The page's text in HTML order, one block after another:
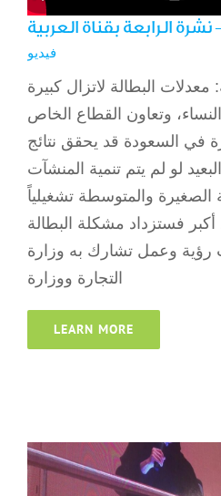
نشرة الرابعة بقناة العربية
فيديو
معدلات البطالة لاتزال كبيرة
وتعاون القطاع الخاص
في السعودة قد يحقق نتائج
لو لم يتم تنمية المنشآت
الصغيرة والمتوسطة تشغيلياً
فستزداد مشكلة البطالة
رؤية وعمل تشارك به وزارة
التجارة ووزارة
LEARN MORE
وماعليه في معرض الرياض